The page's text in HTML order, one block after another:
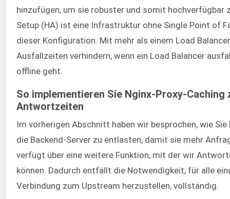
hinzufügen, um sie robuster und somit hochverfügbar
Setup (HA) ist eine Infrastruktur ohne Single Point of
dieser Konfiguration. Mit mehr als einem Load
Ausfallzeiten verhindern, wenn ein Load Balancer
offline geht.
So implementieren Sie Nginx-Proxy-Caching
Antwortzeiten
Im vorherigen Abschnitt haben wir besprochen, wie
die Backend-Server zu entlasten, damit sie mehr
verfügt über eine weitere Funktion, mit der wir
können. Dadurch entfällt die Notwendigkeit, für alle
Verbindung zum Upstream herzustellen, vollständig.